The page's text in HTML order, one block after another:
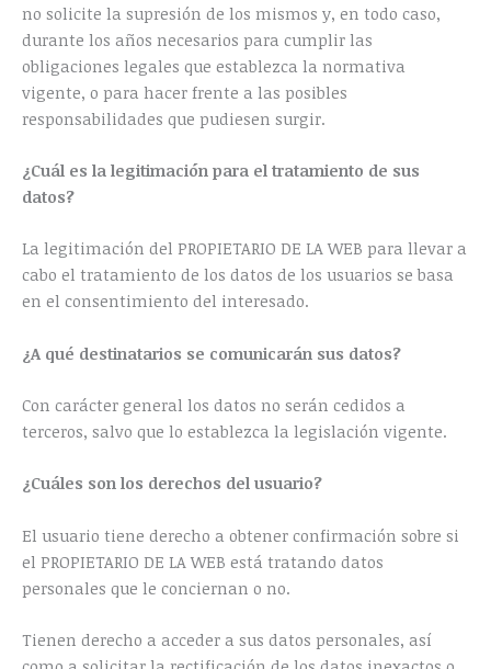
no solicite la supresión de los mismos y, en todo caso,
durante los años necesarios para cumplir las
obligaciones legales que establezca la normativa
vigente, o para hacer frente a las posibles
responsabilidades que pudiesen surgir.
¿Cuál es la legitimación para el tratamiento de sus
datos?
La legitimación del PROPIETARIO DE LA WEB para llevar a
cabo el tratamiento de los datos de los usuarios se basa
en el consentimiento del interesado.
¿A qué destinatarios se comunicarán sus datos?
Con carácter general los datos no serán cedidos a
terceros, salvo que lo establezca la legislación vigente.
¿Cuáles son los derechos del usuario?
El usuario tiene derecho a obtener confirmación sobre si
el PROPIETARIO DE LA WEB está tratando datos
personales que le conciernan o no.
Tienen derecho a acceder a sus datos personales, así